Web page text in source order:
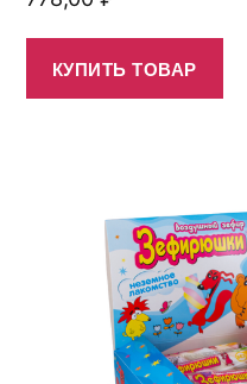
КУПИТЬ ТОВАР